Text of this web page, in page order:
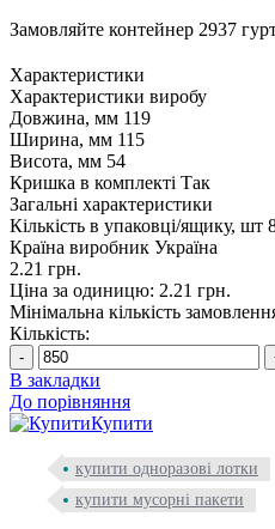
Замовляйте контейнер 2937
Характеристики
Характеристики виробу
Довжина, мм 119
Ширина, мм 115
Висота, мм 54
Кришка в комплекті Так
Загальні характеристики
Кількість в упаковці/ящику, шт
Країна виробник Україна
2.21 грн.
Ціна за одиницю: 2.21 грн.
Мінімальна кількість
Кількість:
-
В закладки
До порівняння
Купити
купити одноразові лотки
купити мусорні пакети